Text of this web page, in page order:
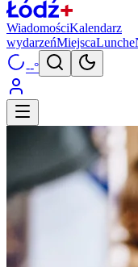
WiadomościKalendarz
wydarzeńMiejscaLunche
--°